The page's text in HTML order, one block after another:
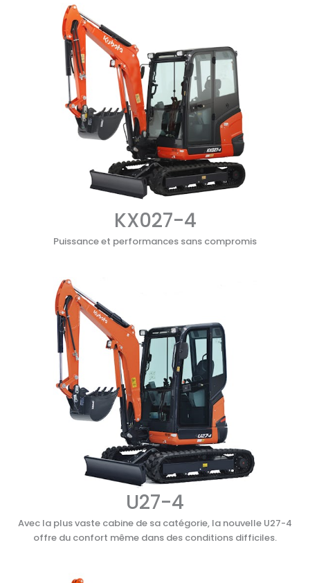
KX027-4
Puissance et performances sans compromis
U27-4
Avec la plus vaste cabine de sa catégorie, la nouvelle U27-4
offre du confort même dans des conditions difficiles.